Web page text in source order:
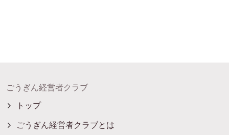
ごうぎん経営者クラブ
トップ
ごうぎん経営者クラブとは